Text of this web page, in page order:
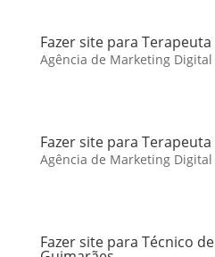
Fazer site para Terapeuta
Agência de Marketing
Fazer site para
Agência de Marketing
Fazer site para Técnico